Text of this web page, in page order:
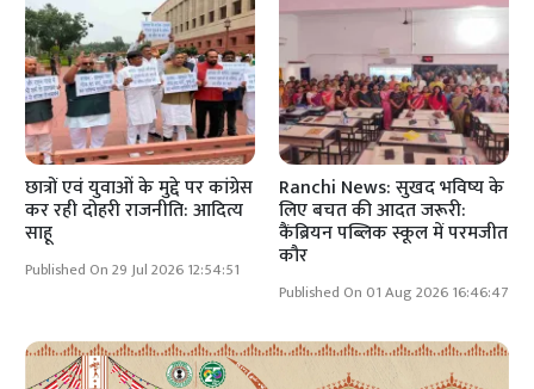
छात्रों एवं युवाओं के मुद्दे पर कांग्रेस
कर रही दोहरी राजनीति: आदित्य
साहू
Published On 29 Jul 2026 12:54:51
Ranchi News: सुखद भविष्य के
लिए बचत की आदत जरूरी:
कैंब्रियन पब्लिक स्कूल में परमजीत
कौर
Published On 01 Aug 2026 16:46:47